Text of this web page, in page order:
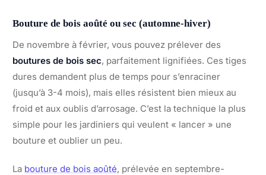
Bouture de bois aoûté ou sec (automne-hiver)
De novembre à février, vous pouvez prélever des
boutures de bois sec, parfaitement lignifiées. Ces tiges
dures demandent plus de temps pour s’enraciner
(jusqu’à 3-4 mois), mais elles résistent bien mieux au
froid et aux oublis d’arrosage. C’est la technique la plus
simple pour les jardiniers qui veulent « lancer » une
bouture et oublier un peu.
La bouture de bois aoûté, prélevée en septembre-